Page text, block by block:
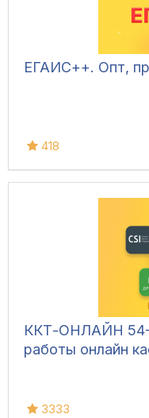
ЕГАИС++. Опт,
418
ККТ-ОНЛАЙН 54-
работы онлайн
3333